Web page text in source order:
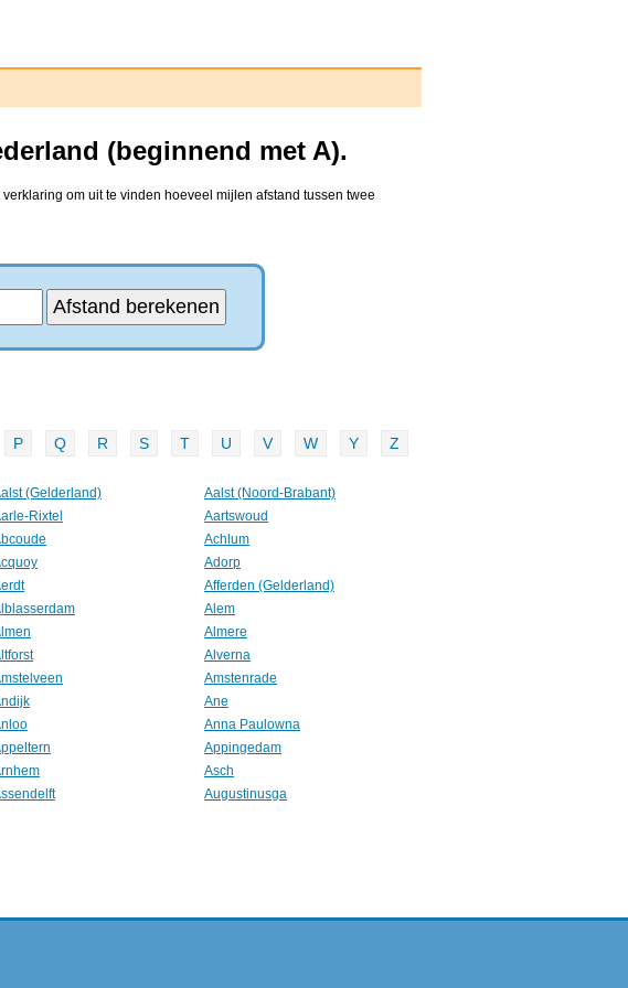
(beginnend met A).
om uit te vinden hoeveel mijlen afstand tussen twee
P Q R S T U V W Y Z
(Gelderland)
Aalst (Noord-Brabant)
Rixtel
Aartswoud
Achlum
Adorp
Afferden (Gelderland)
Alem
Almere
Alverna
Amstenrade
Ane
Anna Paulowna
Appingedam
Asch
Augustinusga